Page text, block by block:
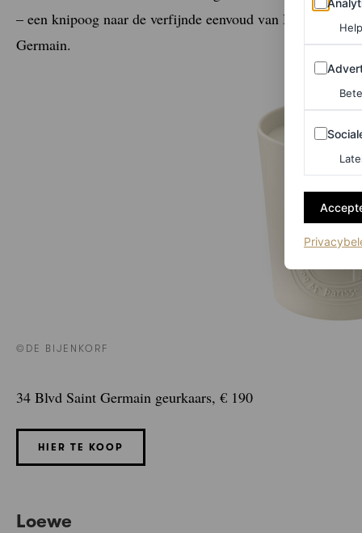
– een knipoog naar de verfijnde eenvoud van Diptyque’s
Germain.
©DE BIJENKORF
34 Blvd Saint Germain geurkaars, € 190
HIER TE KOOP
Loewe
Sociale